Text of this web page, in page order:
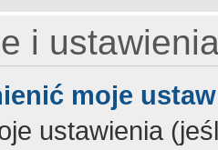
i
moje
ustawienia